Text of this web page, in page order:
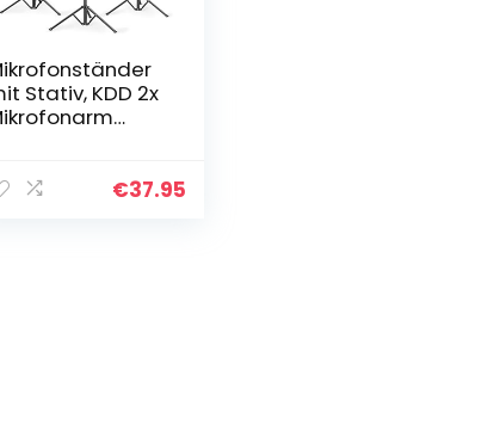
Stativ, KDD 2x
mit
€37.95